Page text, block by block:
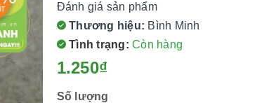
Đánh giá sản phẩm
Thương hiệu: Bình Minh
Tình trạng: Còn hàng
1.250₫
Số lượng